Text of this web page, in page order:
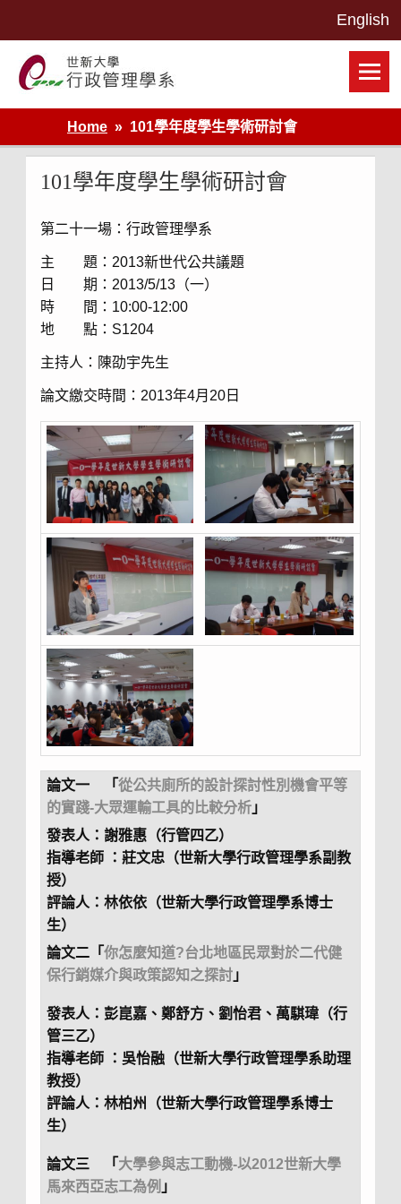
世新大學行政管理學系網站
Home
101學年度學生學術研討會
101學年度學生學術研討會
第二十一場：行政管理學系
主 題：2013新世代公共議題
日 期：2013/5/13（一）
時 間：10:00-12:00
地 點：S1204
主持人：陳劭宇先生
論文繳交時間：2013年4月20日
論文一 「從公共廁所的設計探討性別機會平等
的實踐-大眾運輸工具的比較分析 」
發表人：謝雅惠（行管四乙）
指導老師 ：莊文忠（世新大學行政管理學系副教
授）
評論人：林依依（世新大學行政管理學系博士
生）
論文二 「你怎麼知道?台北地區民眾對於二代健
保行銷媒介與政策認知之探討 」
發表人：彭崑嘉、鄭舒方、劉怡君、萬騏瑋（行
管三乙）
指導老師 ：吳怡融（世新大學行政管理學系助理
教授）
評論人：林柏州（世新大學行政管理學系博士
生）
論文三 「 大學參與志工動機-以2012世新大學
馬來西亞志工為例 」